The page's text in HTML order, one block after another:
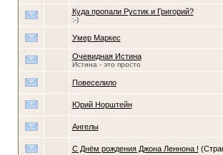
Куда пропали Рустик и Григорий?
;-)
Умер Маркес
Очевидная Истина
Истина - это просто
Повеселило
Юрий Норштейн
Aнгелы
С Днём рождения Джона Леннона !